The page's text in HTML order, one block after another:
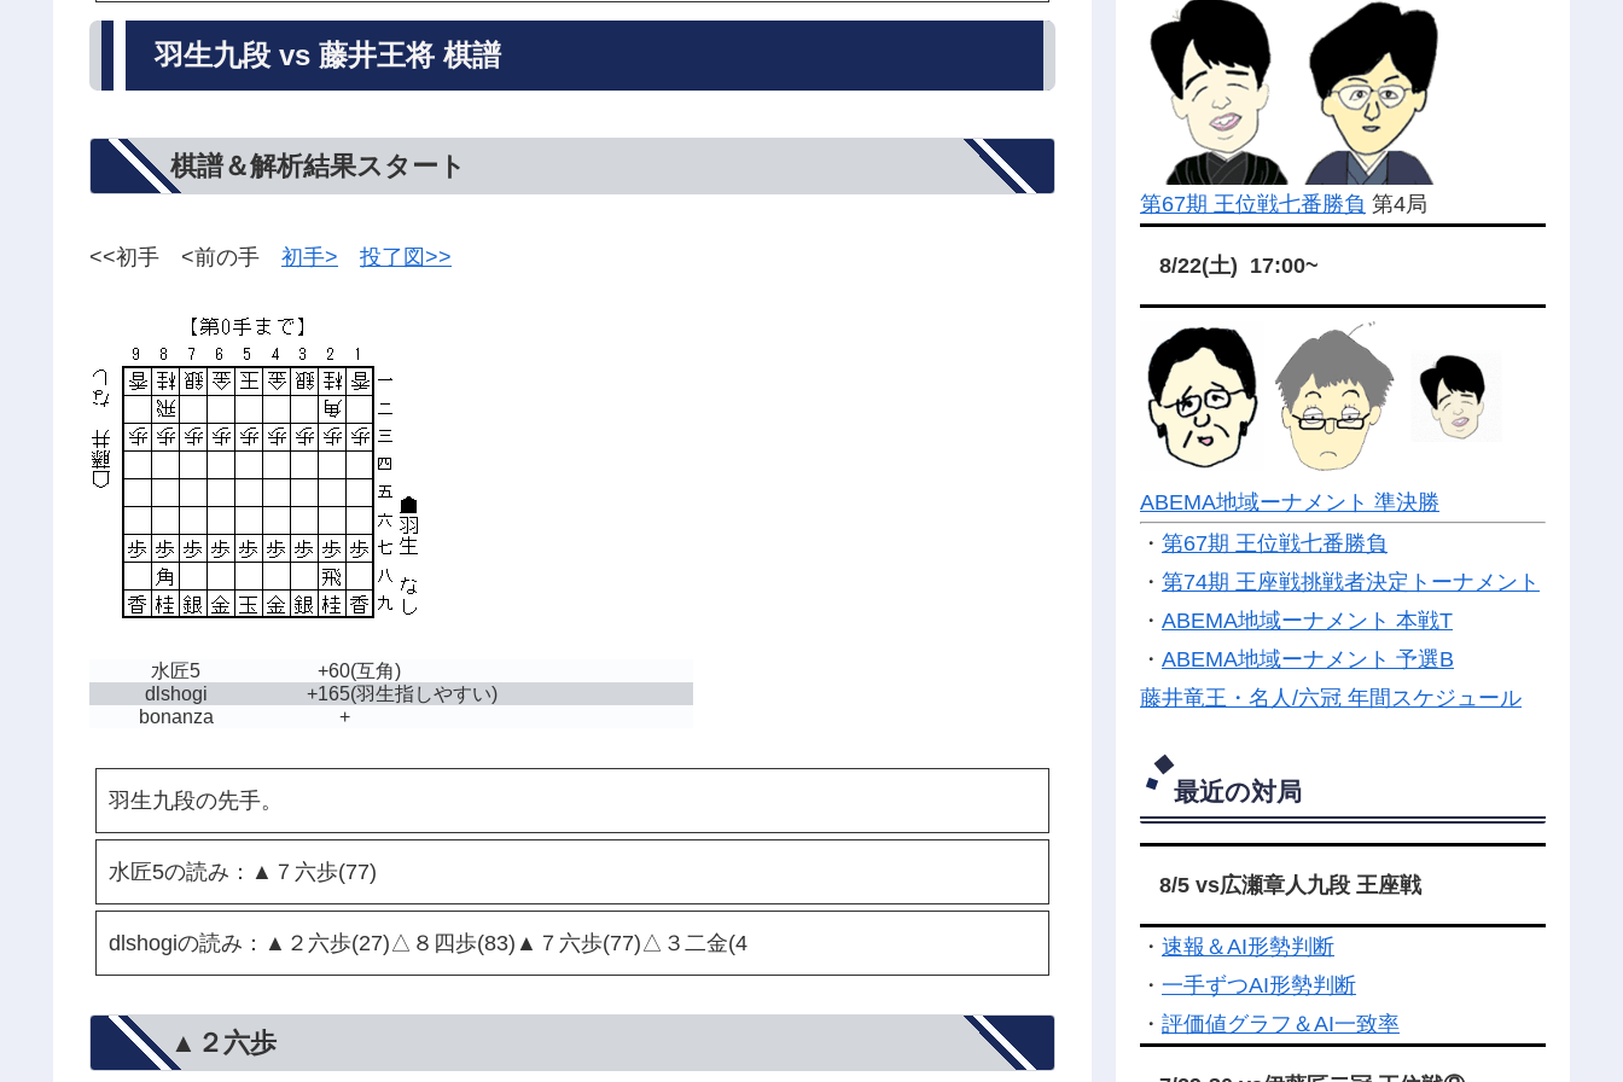
羽生九段 vs 藤井王将 棋譜
棋譜＆解析結果スタート
<<初手 <前の手 初手> 投了図>>
水匠5 +60(互角)
dlshogi
+165(羽生指しやすい)
bonanza
+
羽生九段の先手。
水匠5の読み：▲７六歩(77)
dlshogiの読み：▲２六歩(27)△８四歩(83)▲７六歩(77)△３二金(4
▲２六歩
第67期 王位戦七番勝負 第4局
8/22(土) 17:00~
ABEMA地域ーナメント 準決勝
・ 第67期 王位戦七番勝負
・ 第74期 王座戦挑戦者決定トーナメント
・ ABEMA地域ーナメント 本戦T
・ ABEMA地域ーナメント 予選B
藤井竜王・名人/六冠 年間スケジュール
最近の対局
8/5 vs広瀬章人九段 王座戦
・ 速報＆AI形勢判断
・ 一手ずつAI形勢判断
・ 評価値グラフ＆AI一致率